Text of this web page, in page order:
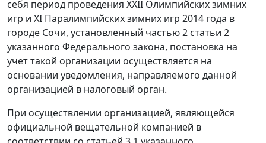
себя период проведения XXII Олимпийских зимних
игр и XI Паралимпийских зимних игр 2014 года в
городе Сочи, установленный частью 2 статьи 2
указанного Федерального закона, постановка на
учет такой организации осуществляется на
основании уведомления, направляемого данной
организацией в налоговый орган.
При осуществлении организацией, являющейся
официальной вещательной компанией в